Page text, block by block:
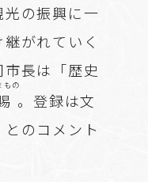
の振興に一
がれていく
長は「歴史
もの
。登録は文
のコメント